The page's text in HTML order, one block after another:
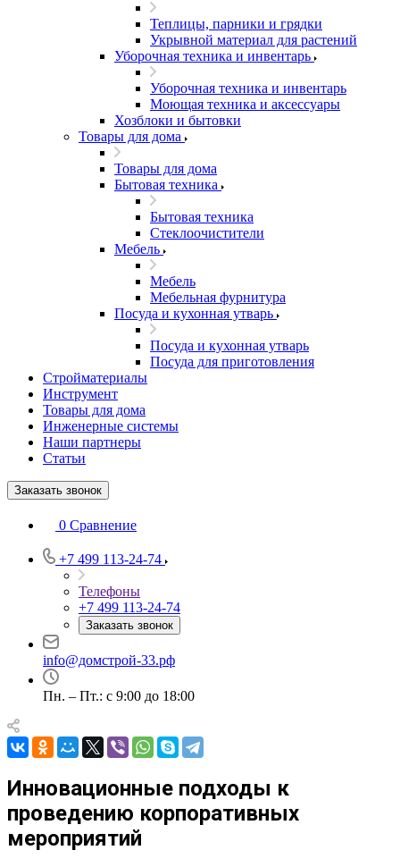
Теплицы, парники и грядки
Укрывной материал для растений
Уборочная техника и инвентарь
Уборочная техника и инвентарь
Моющая техника и аксессуары
Хозблоки и бытовки
Товары для дома
Товары для дома
Бытовая техника
Бытовая техника
Стеклоочистители
Мебель
Мебель
Мебельная фурнитура
Посуда и кухонная утварь
Посуда и кухонная утварь
Посуда для приготовления
Стройматериалы
Инструмент
Товары для дома
Инженерные системы
Наши партнеры
Статьи
Заказать звонок
0 Сравнение
+7 499 113-24-74
Телефоны
+7 499 113-24-74
Заказать звонок
info@домстрой-33.рф
Пн. – Пт.: с 9:00 до 18:00
Инновационные подходы к
проведению корпоративных
мероприятий